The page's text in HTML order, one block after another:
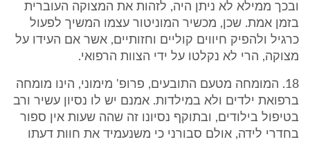
ובכך ממילא לא ניתן היה, לזהות את המצוקה העוברית
בזמן אמת. שכן, מכשיר המוניטור עצמו המשיך לפעול
כרגיל ולהפיק חיווים קוליים וחזותיים, אשר אם העידו על
מצוקה, הרי לא נקלטו על ידי הצוות הרפואי.
18. המומחה מטעם התובעים, פרופ' מימוני, הינו מומחה
ברפואת ילדים ולא במילדות. אמנם יש לו נסיון עשיר ורב
בטיפול בילודים, ובתוקף נסיונו זה שהה שעות אין ספור
בחדרי לידה, אולם סבורני כי משנעמיד את חוות דעתו